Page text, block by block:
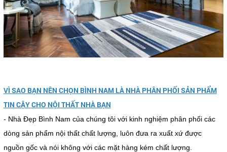
VÌ SAO BẠN NÊN CHỌN BÌNH NAM LÀ NHÀ PHÂN PHỐI SẢN PHẨM
TIN CẬY CHO NỘI THẤT NHÀ BẠN
- Nhà Đẹp Bình Nam của chúng tôi với kinh nghiệm phân phối các
dòng sản phẩm nội thất chất lượng, luôn đưa ra xuất xứ được
nguồn gốc và nói không với các mặt hàng kém chất lượng.